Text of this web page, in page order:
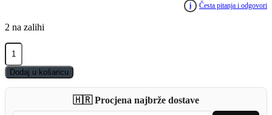
i
Česta pitanja i odgovori
2 na zalihi
CORMORAN
Umbrella
XXL
3m
quantity
Dodaj u košaricu
🇭🇷 Procjena najbrže dostave